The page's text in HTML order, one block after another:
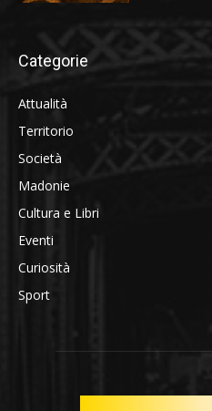
Categorie
Attualità
Territorio
Società
Madonie
Cultura e Libri
Eventi
Curiosità
Sport